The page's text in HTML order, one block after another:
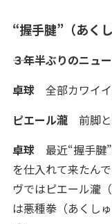
“握手腱”（あく
――３年半ぶりのニ
卓球 全部カワイ
ピエール瀧前脚と
卓球 最近“握手腱
を仕入れて来たん
ヴではピエール瀧
は悪種拳（あくし